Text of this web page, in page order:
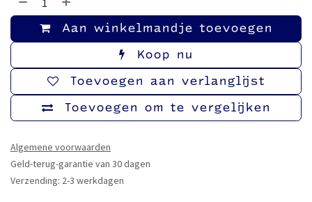
Aan winkelmandje toevoegen
Koop nu
Toevoegen om te vergelijken
Toevoegen aan verlanglijst
Algemene voorwaarden
Geld-terug-garantie van 30 dagen
Verzending: 2-3 werkdagen